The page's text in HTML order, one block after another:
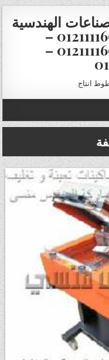
الهندسية
01211116954 – 01211116955 –
01211116956 – 01211116957 –
انتاج